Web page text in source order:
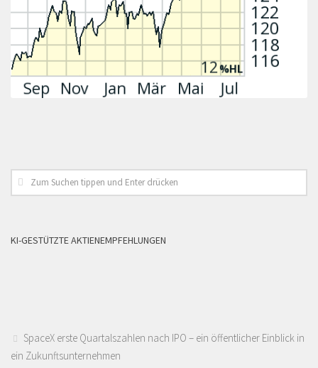
KI-GESTÜTZTE AKTIENEMPFEHLUNGEN
SpaceX erste Quartalszahlen nach IPO – ein öffentlicher Einblick in
ein Zukunftsunternehmen